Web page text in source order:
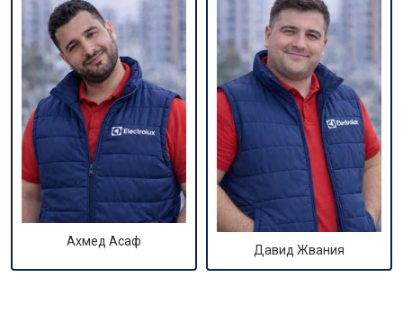
Ахмед Асаф
Давид Жвания